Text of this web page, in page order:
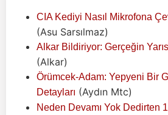
CIA Kediyi Nasıl Mikrofona
(Asu Sarsılmaz)
Alkar Bildiriyor: Gerçeğin
(Alkar)
Örümcek-Adam: Yepyeni Bir
Detayları (Aydın Mtc)
Neden Devamı Yok Dedirten